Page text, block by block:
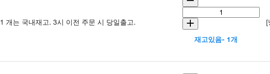
1 개는 국내재고. 3시 이전 주문 시 당일출고.
재고있음- 1개
[